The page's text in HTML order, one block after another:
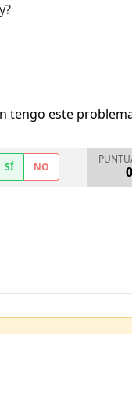
tengo este
SÍ NO 0